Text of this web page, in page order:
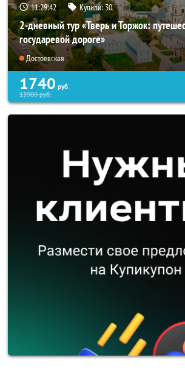
11:29:40 Купили:30
2-дневный тур «Тверь и Торжок:
государевой дороге»
Достоевская
1740 руб.
13900руб.